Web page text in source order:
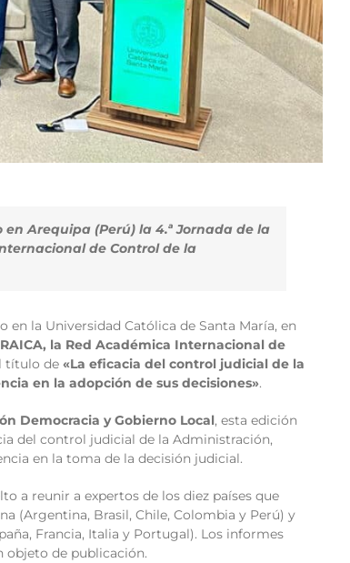
en Arequipa (Perú) la 4.ª Jornada de la
de Control de la
en la Universidad Católica de Santa María, en
la Red Académica Internacional de
título de «La eficacia del control judicial de la
en la adopción de sus decisiones».
Democracia y Gobierno Local, esta edición
del control judicial de la Administración,
en la toma de la decisión judicial.
a reunir a expertos de los diez países que
(Argentina, Brasil, Chile, Colombia y Perú) y
Francia, Italia y Portugal). Los informes
objeto de publicación.